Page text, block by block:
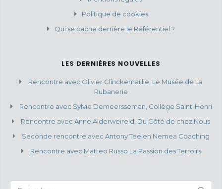
Politique de cookies
Qui se cache derrière le Référentiel ?
LES DERNIÈRES NOUVELLES
Rencontre avec Olivier Clinckemaillie, Le Musée de La
Rubanerie
Rencontre avec Sylvie Demeersseman, Collège Saint-Henri
Rencontre avec Anne Alderweireld, Du Côté de chez Nous
Seconde rencontre avec Antony Teelen Nemea Coaching
Rencontre avec Matteo Russo La Passion des Terroirs